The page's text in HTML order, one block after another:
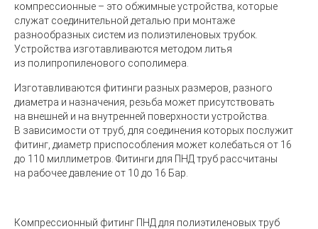
компрессионные – это обжимные устройства, которые
служат соединительной деталью при монтаже
разнообразных систем из полиэтиленовых трубок.
Устройства изготавливаются методом литья
из полипропиленового сополимера.
Изготавливаются фитинги разных размеров, разного
диаметра и назначения, резьба может присутствовать
на внешней и на внутренней поверхности устройства.
В зависимости от труб, для соединения которых послужит
фитинг, диаметр приспособления может колебаться от 16
до 110 миллиметров. Фитинги для ПНД труб рассчитаны
на рабочее давление от 10 до 16 Бар.
Компрессионный фитинг ПНД для полиэтиленовых труб